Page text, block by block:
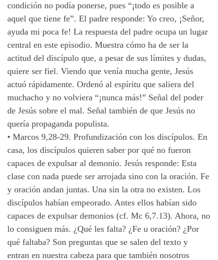
condición no podía ponerse, pues “¡todo es posible a
aquel que tiene fe”. El padre responde: Yo creo, ¡Señor,
ayuda mi poca fe! La respuesta del padre ocupa un lugar
central en este episodio. Muestra cómo ha de ser la
actitud del discípulo que, a pesar de sus límites y dudas,
quiere ser fiel. Viendo que venía mucha gente, Jesús
actuó rápidamente. Ordenó al espíritu que saliera del
muchacho y no volviera “¡nunca más!” Señal del poder
de Jesús sobre el mal. Señal también de que Jesús no
quería propaganda populista.
• Marcos 9,28-29. Profundización con los discípulos. En
casa, los discípulos quieren saber por qué no fueron
capaces de expulsar al demonio. Jesús responde: Esta
clase con nada puede ser arrojada sino con la oración. Fe
y oración andan juntas. Una sin la otra no existen. Los
discípulos habían empeorado. Antes ellos habían sido
capaces de expulsar demonios (cf. Mc 6,7.13). Ahora, no
lo consiguen más. ¿Qué les falta? ¿Fe u oración? ¿Por
qué faltaba? Son preguntas que se salen del texto y
entran en nuestra cabeza para que también nosotros